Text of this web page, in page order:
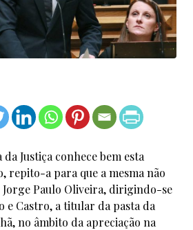
Justiça conhece bem esta
repito-a para que a mesma não
Jorge Paulo Oliveira, dirigindo-se
e Castro, a titular da pasta da
no âmbito da apreciação na